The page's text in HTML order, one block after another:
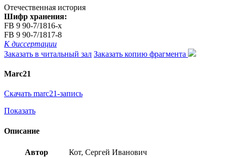
Отечественная история
Шифр хранения:
FB 9 90-7/1816-x
FB 9 90-7/1817-8
К диссертации
Заказать в читальный зал Заказать копию фрагмента
Marc21
Скачать marc21-запись
Показать
Описание
Автор Кот, Сергей Иванович